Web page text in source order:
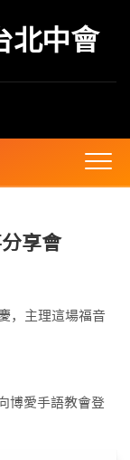
北中會
享會
，主理這場福音
博愛手語教會登